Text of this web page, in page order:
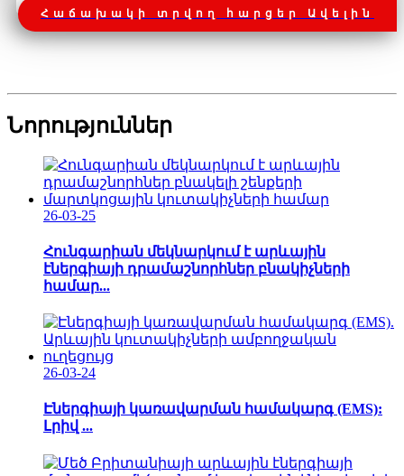
Հաճախակի տրվող հարցեր Ավելին
Նորություններ
26-03-25
Հունգարիան մեկնարկում է արևային
էներգիայի դրամաշնորհներ բնակիչների
համար...
26-03-24
Էներգիայի կառավարման համակարգ (EMS):
Լրիվ ...